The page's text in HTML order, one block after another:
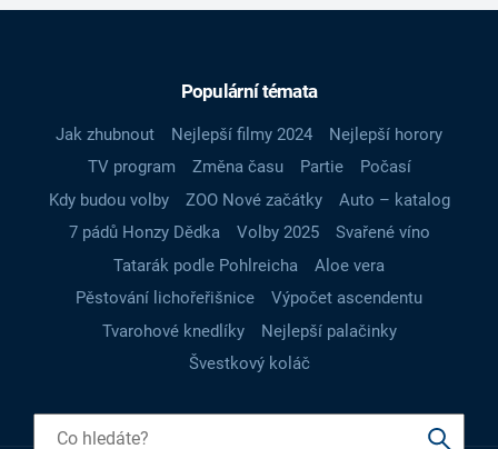
Populární témata
Jak zhubnout Nejlepší filmy 2024
Nejlepší horory
TV program
Změna času Partie
Počasí
Kdy budou volby
ZOO Nové začátky
Auto – katalog
7 pádů Honzy Dědka
Volby 2025
Svařené víno
Tatarák podle Pohlreicha
Aloe vera
Pěstování lichořeřišnice
Výpočet ascendentu
Tvarohové knedlíky
Nejlepší palačinky
Švestkový koláč